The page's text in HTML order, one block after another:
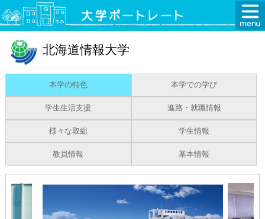
北海道情報大学
本学の特色 本学での学び
学生生活支援 進路・就職情報
様々な取組 学生情報
教員情報 基本情報